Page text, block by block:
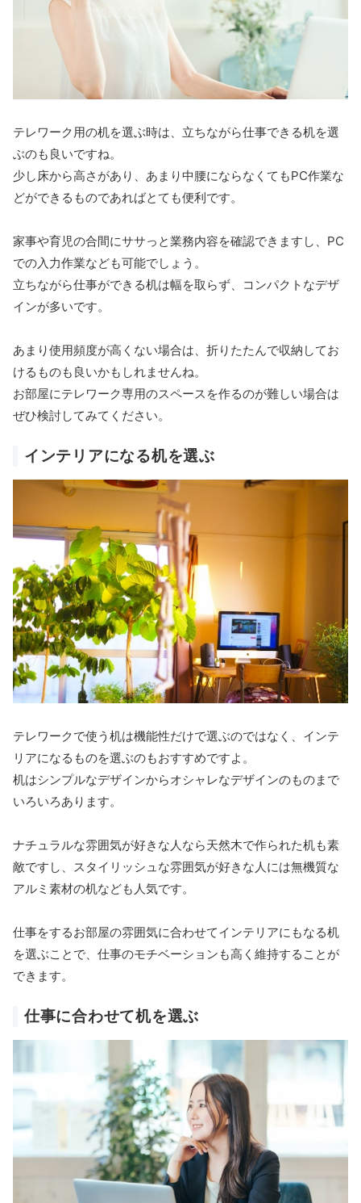
テレワーク用の机を選ぶ時は、立ちながら仕事できる机を選
ぶのも良いですね。
少し床から高さがあり、あまり中腰にならなくてもPC作業な
どができるものであればとても便利です。
家事や育児の合間にササっと業務内容を確認できますし、PC
での入力作業なども可能でしょう。
立ちながら仕事ができる机は幅を取らず、コンパクトなデザ
インが多いです。
あまり使用頻度が高くない場合は、折りたたんで収納してお
けるものも良いかもしれませんね。
お部屋にテレワーク専用のスペースを作るのが難しい場合は
ぜひ検討してみてください。
インテリアになる机を選ぶ
テレワークで使う机は機能性だけで選ぶのではなく、インテ
リアになるものを選ぶのもおすすめですよ。
机はシンプルなデザインからオシャレなデザインのものまで
いろいろあります。
ナチュラルな雰囲気が好きな人なら天然木で作られた机も素
敵ですし、スタイリッシュな雰囲気が好きな人には無機質な
アルミ素材の机なども人気です。
仕事をするお部屋の雰囲気に合わせてインテリアにもなる机
を選ぶことで、仕事のモチベーションも高く維持することが
できます。
仕事に合わせて机を選ぶ